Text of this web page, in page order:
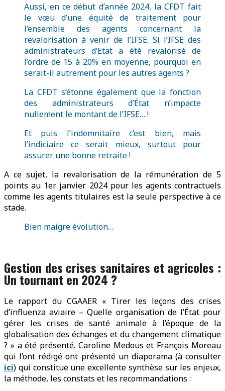
Aussi, en ce début d’année 2024, la CFDT fait
le vœu d’une équité de traitement pour
l’ensemble des agents concernant la
revalorisation à venir de l’IFSE. Si l’IFSE des
administrateurs d’Etat a été revalorisé de
l’ordre de 15 à 20% en moyenne, pourquoi en
serait-il autrement pour les autres agents ?
La CFDT s’étonne également que la fonction
des administrateurs d’État n’impacte
nullement le montant de l’IFSE… !
Et puis l’indemnitaire c’est bien, mais
l’indiciaire ce serait mieux, surtout pour
assurer une bonne retraite !
A ce sujet, la revalorisation de la rémunération de 5
points au 1er janvier 2024 pour les agents contractuels
comme les agents titulaires est la seule perspective à ce
stade.
Bien maigre évolution…
Gestion des crises sanitaires et agricoles :
Un tournant en 2024 ?
Le rapport du CGAAER « Tirer les leçons des crises
d’influenza aviaire – Quelle organisation de l’État pour
gérer les crises de santé animale à l’époque de la
globalisation des échanges et du changement climatique
? » a été présenté. Caroline Medous et François Moreau
qui l’ont rédigé ont présenté un diaporama (à consulter
ici) qui constitue une excellente synthèse sur les enjeux,
la méthode, les constats et les recommandations :